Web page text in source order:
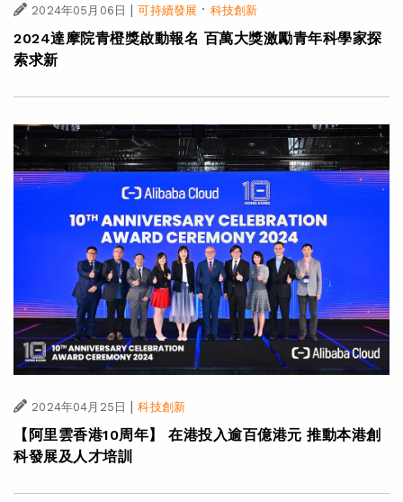
2024年05月06日 | 可持續發展 · 科技創新
2024達摩院青橙獎啟動報名 百萬大獎激勵青年科學家探
索求新
2024年04月25日 科技創新
【阿里雲香港10周年】 在港投入逾百億港元 推動本港創
科發展及人才培訓